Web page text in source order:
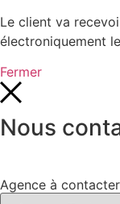
Le client va
électroniquement
Fermer
Nous
Agence à contacter